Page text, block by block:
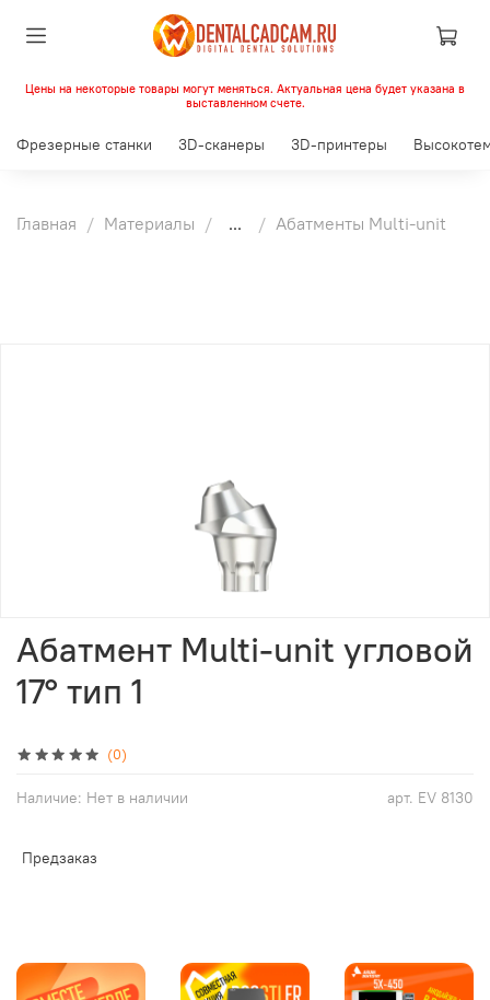
Цены на некоторые товары могут меняться. Актуальная цена будет указана в
выставленном счете.
Фрезерные станки 3D-сканеры 3D-принтеры
Главная Материалы ... Абатменты Multi-unit
(0)
арт. EV 8130
Наличие: Нет в наличии
Предзаказ
Абатмент Multi-unit угловой
17° тип 1